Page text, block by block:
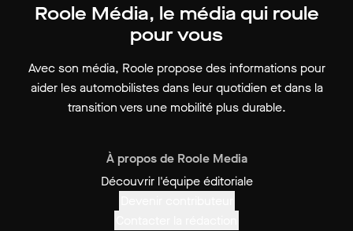
Roole Média, le média qui roule
pour vous
Avec son média, Roole propose des informations pour
aider les automobilistes dans leur quotidien et dans la
transition vers une mobilité plus durable.
À propos de Roole Media
Découvrir l'équipe éditoriale